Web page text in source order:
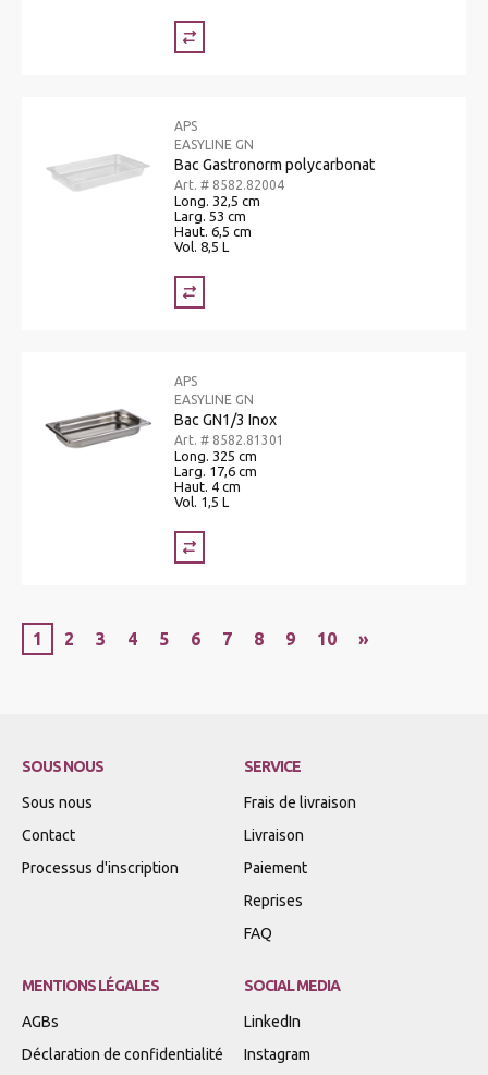
APS
EASYLINE GN
Bac Gastronorm polycarbonat
Art. # 8582.82004
Long. 32,5 cm
Larg. 53 cm
Haut. 6,5 cm
Vol. 8,5 L
APS
EASYLINE GN
Bac GN1/3 Inox
Art. # 8582.81301
Long. 325 cm
Larg. 17,6 cm
Haut. 4 cm
Vol. 1,5 L
1 2 3 4 5 6 7 8 9 10 »
SOUS NOUS
Sous nous
Contact
Processus d'inscription
SERVICE
Frais de livraison
Livraison
Paiement
Reprises
FAQ
MENTIONS LÉGALES
AGBs
Déclaration de confidentialité
SOCIAL MEDIA
LinkedIn
Instagram